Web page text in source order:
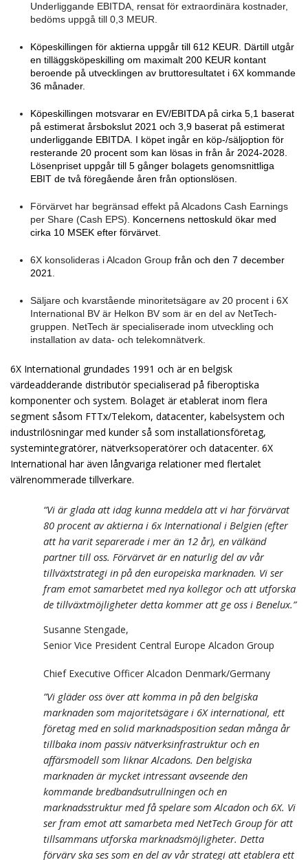
Underliggande EBITDA, rensat för extraordinära kostnader,
bedöms uppgå till 0,3 MEUR.
Köpeskillingen för aktierna uppgår till 612 KEUR. Därtill utgår
en tilläggsköpeskilling om maximalt 200 KEUR kontant
beroende på utvecklingen av bruttoresultatet i 6X kommande
36 månader.
Köpeskillingen motsvarar en EV/EBITDA på cirka 5,1 baserat
på estimerat årsbokslut 2021 och 3,9 baserat på estimerat
underliggande EBITDA. I köpet ingår en köp-/säljoption för
resterande 20 procent som kan lösas in från år 2024-2028.
Lösenpriset uppgår till 5 gånger bolagets genomsnittliga
EBIT de två föregående åren från optionslösen.
Förvärvet har begränsad effekt på Alcadons Cash Earnings
per Share (Cash EPS). Koncernens nettoskuld ökar med
cirka 10 MSEK efter förvärvet.
6X konsolideras i Alcadon Group från och den 7 december
2021
Säljare och kvarstående minoritetsägare av 20 procent i 6X
International BV är Helkon BV som är en del av NetTech-
gruppen. NetTech är specialiserade inom utveckling och
installation av data- och telekomnätverk.
6X International grundades 1991 och är en belgisk
värdeadderande distributör specialiserad på fiberoptiska
komponenter och system. Bolaget är etablerat inom flera
segment såsom FTTx/Telekom, datacenter, kabelsystem och
industrilösningar med kunder så som installationsföretag,
systemintegratörer, nätverksoperatörer och datacenter. 6X
International har även långvariga relationer med flertalet
välrenommerade tillverkare.
“Vi är glada att idag kunna meddela att vi har förvärvat
80 procent av aktierna i 6x International i Belgien (efter
att ha varit separerade i mer än 12 år), en välkänd
partner till oss. Förvärvet är en naturlig del av vår
tillväxtstrategi in på den europeiska marknaden. Vi ser
fram emot samarbetet med nya kollegor och att utforska
de tillväxtmöjligheter detta kommer att ge oss i Benelux.”
Susanne Stengade,
Senior Vice President Central Europe Alcadon Group
Chief Executive Officer Alcadon Denmark/Germany
”Vi gläder oss över att komma in på den belgiska
marknaden som majoritetsägare i 6X international, ett
företag med en solid marknadsposition sedan många år
tillbaka inom passiv nätverksinfrastruktur och en
affärsmodell som liknar Alcadons. Den belgiska
marknaden är mycket intressant avseende den
kommande bredbandsutrullningen och en
marknadsstruktur med få spelare som Alcadon och 6X. Vi
ser fram emot att samarbeta med NetTech Group för att
tillsammans utforska marknadsmöjligheter. Detta
förvärv ska ses som en del av vår strategi att etablera ett